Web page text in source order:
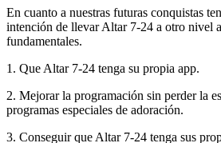
En cuanto a nuestras futuras conquistas
intención de llevar Altar 7-24 a otro nivel
fundamentales.
1. Que Altar 7-24 tenga su propia app.
2. Mejorar la programación sin perder la
programas especiales de adoración.
3. Conseguir que Altar 7-24 tenga sus